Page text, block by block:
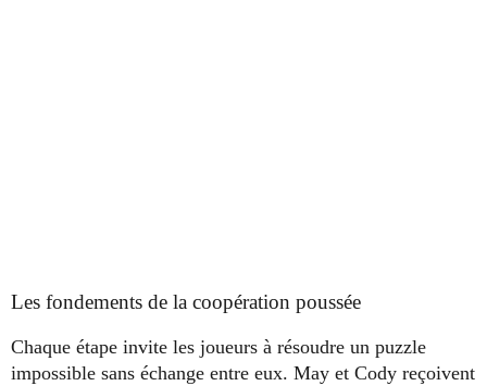
Les fondements de la coopération poussée
Chaque étape invite les joueurs à résoudre un puzzle
impossible sans échange entre eux. May et Cody reçoivent